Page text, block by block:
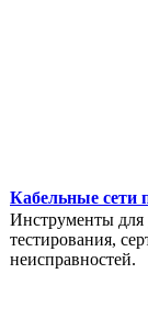
Кабельные сети
Инструменты для
тестирования,
неисправностей.